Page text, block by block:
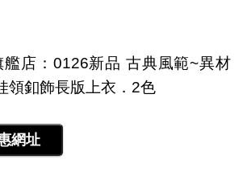
艦店：0126新品 古典風範~異材
領釦飾長版上衣．2色